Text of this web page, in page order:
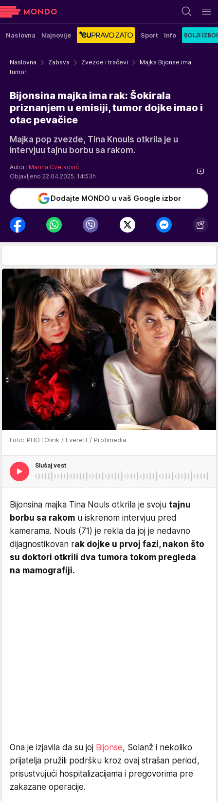
Naslovna Najnovije Sport Info
Naslovna Zabava Zvezde i tračevi
Majka Bijonse ima
tumor
Bijonsina majka ima rak: Šokirala
priznanjem u emisiji, tumor dojke imao i
otac pevačice
Majka pop zvezde, Tina Knouls otkrila je u
intervjuu tajnu borbu sa rakom.
Autor: Marina Cvetković
Objavljeno 22.04.2025. 14:53h
Dodajte MONDO u vaš Google izbor
Foto: PHOTOlink / Everett / Profimedia
Slušaj vest
Bijonsina majka Tina Nouls otkrila je svoju tajnu
borbu sa rakom u iskrenom intervjuu pred
kamerama. Nouls (71) je rekla da joj je nedavno
dijagnostikovan rak dojke u prvoj fazi, nakon što
su doktori otkrili dva tumora tokom pregleda
na mamografiji.
Ona je izjavila da su joj Bijonse, Solanž i nekoliko
prijatelja pružili podršku kroz ovaj strašan period,
prisustvujući hospitalizacijama i pregovorima pre
zakazane operacije.